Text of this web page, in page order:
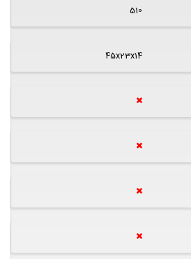
510
45x23x14